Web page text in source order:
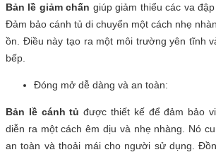
Bản lề giảm chấn giúp giảm thiểu các va
Đảm bảo cánh tủ di chuyển một cách nhẹ
ồn. Điều này tạo ra một môi trường yên tĩnh
bếp.
Đóng mở dễ dàng và an toàn:
Bản lề cánh tủ được thiết kế để đảm bảo
diễn ra một cách êm dịu và nhẹ nhàng. Nó
an toàn và thoải mái cho người sử dụng.